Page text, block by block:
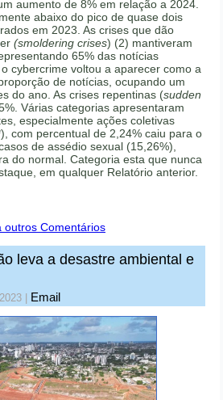
aumento de 8% em relação a 2024.
abaixo do pico de quase dois
em 2023. As crises que dão
(smoldering crises) (2) mantiveram
65% das notícias
cybercrime voltou a aparecer como a
de notícias, ocupando um
do ano. As crises repentinas (sudden
Várias categorias apresentaram
especialmente ações coletivas
com percentual de 2,24% caiu para o
de assédio sexual (15,26%),
do normal. Categoria esta que nunca
em qualquer Relatório anterior.
outros Comentários
leva a desastre ambiental e
Email